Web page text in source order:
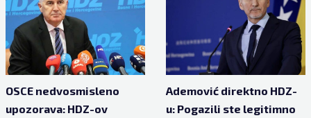
OSCE nedvosmisleno
upozorava: HDZ-ov
Ademović direktno HDZ-
u: Pogazili ste legitimno